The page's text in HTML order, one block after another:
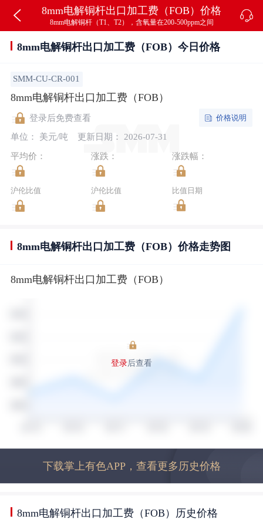
8mm电解铜杆出口加工费（FOB）价格
8mm电解铜杆（T1、T2），含氧量在200-500ppm之间
8mm电解铜杆出口加工费（FOB）今日价格
SMM-CU-CR-001
8mm电解铜杆出口加工费（FOB）
登录后免费查看
单位： 美元/吨
更新日期： 2026-07-31
价格说明
平均价： 涨跌： 涨跌幅：
沪伦比值 沪伦比值 比值日期
8mm电解铜杆出口加工费（FOB）价格走势图
8mm电解铜杆出口加工费（FOB）
登录后查看
下载掌上有色APP，查看更多历史价格
8mm电解铜杆出口加工费（FOB）历史价格